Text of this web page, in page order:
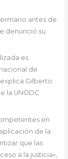
antes de
denunció su
es
de
Gilberto
la UNODC
en
de la
que las
a la justicia»,